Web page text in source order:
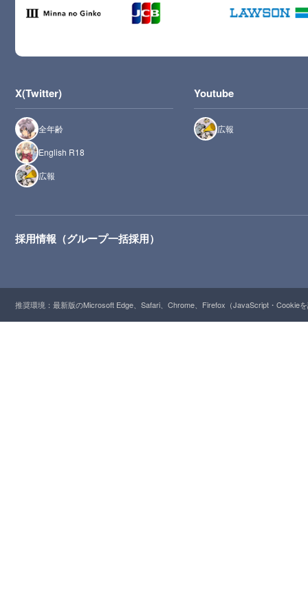
X(Twitter)
全年齢
English R18
広報
Youtube
広報
採用情報（グループ一括採用）
推奨環境：最新版のMicrosoft Edge、Safari、Chrome、Firefox（JavaScript・Cookie